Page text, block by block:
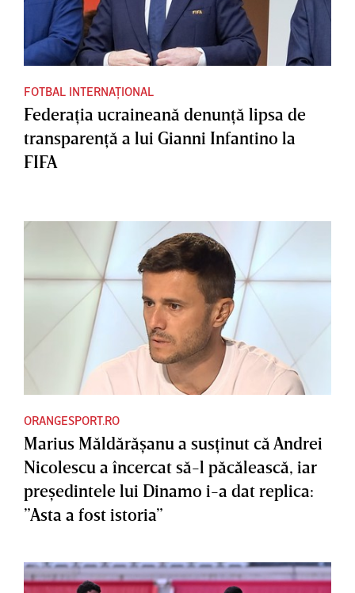
FOTBAL INTERNAȚIONAL
Federaţia ucraineană denunţă lipsa de
transparenţă a lui Gianni Infantino la
FIFA
ORANGESPORT.RO
Marius Măldărăşanu a susţinut că Andrei
Nicolescu a încercat să-l păcălească, iar
preşedintele lui Dinamo i-a dat replica:
”Asta a fost istoria”